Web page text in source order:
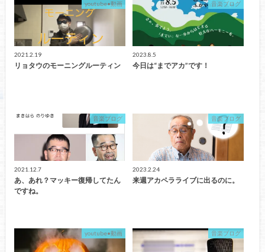
youtube•動画
2021.2.19
リョタウのモーニングルーティン
音楽ブログ
2023.8.5
今日は“までアカ”です！
音楽ブログ
2021.12.7
あ、あれ？マッキー復帰してたん
ですね。
音楽ブログ
2023.2.24
来週アカペラライブに出るのに。
youtube•動画 音楽ブログ